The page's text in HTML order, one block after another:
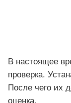
В настоящее
проверка.
После чего их
оценка.